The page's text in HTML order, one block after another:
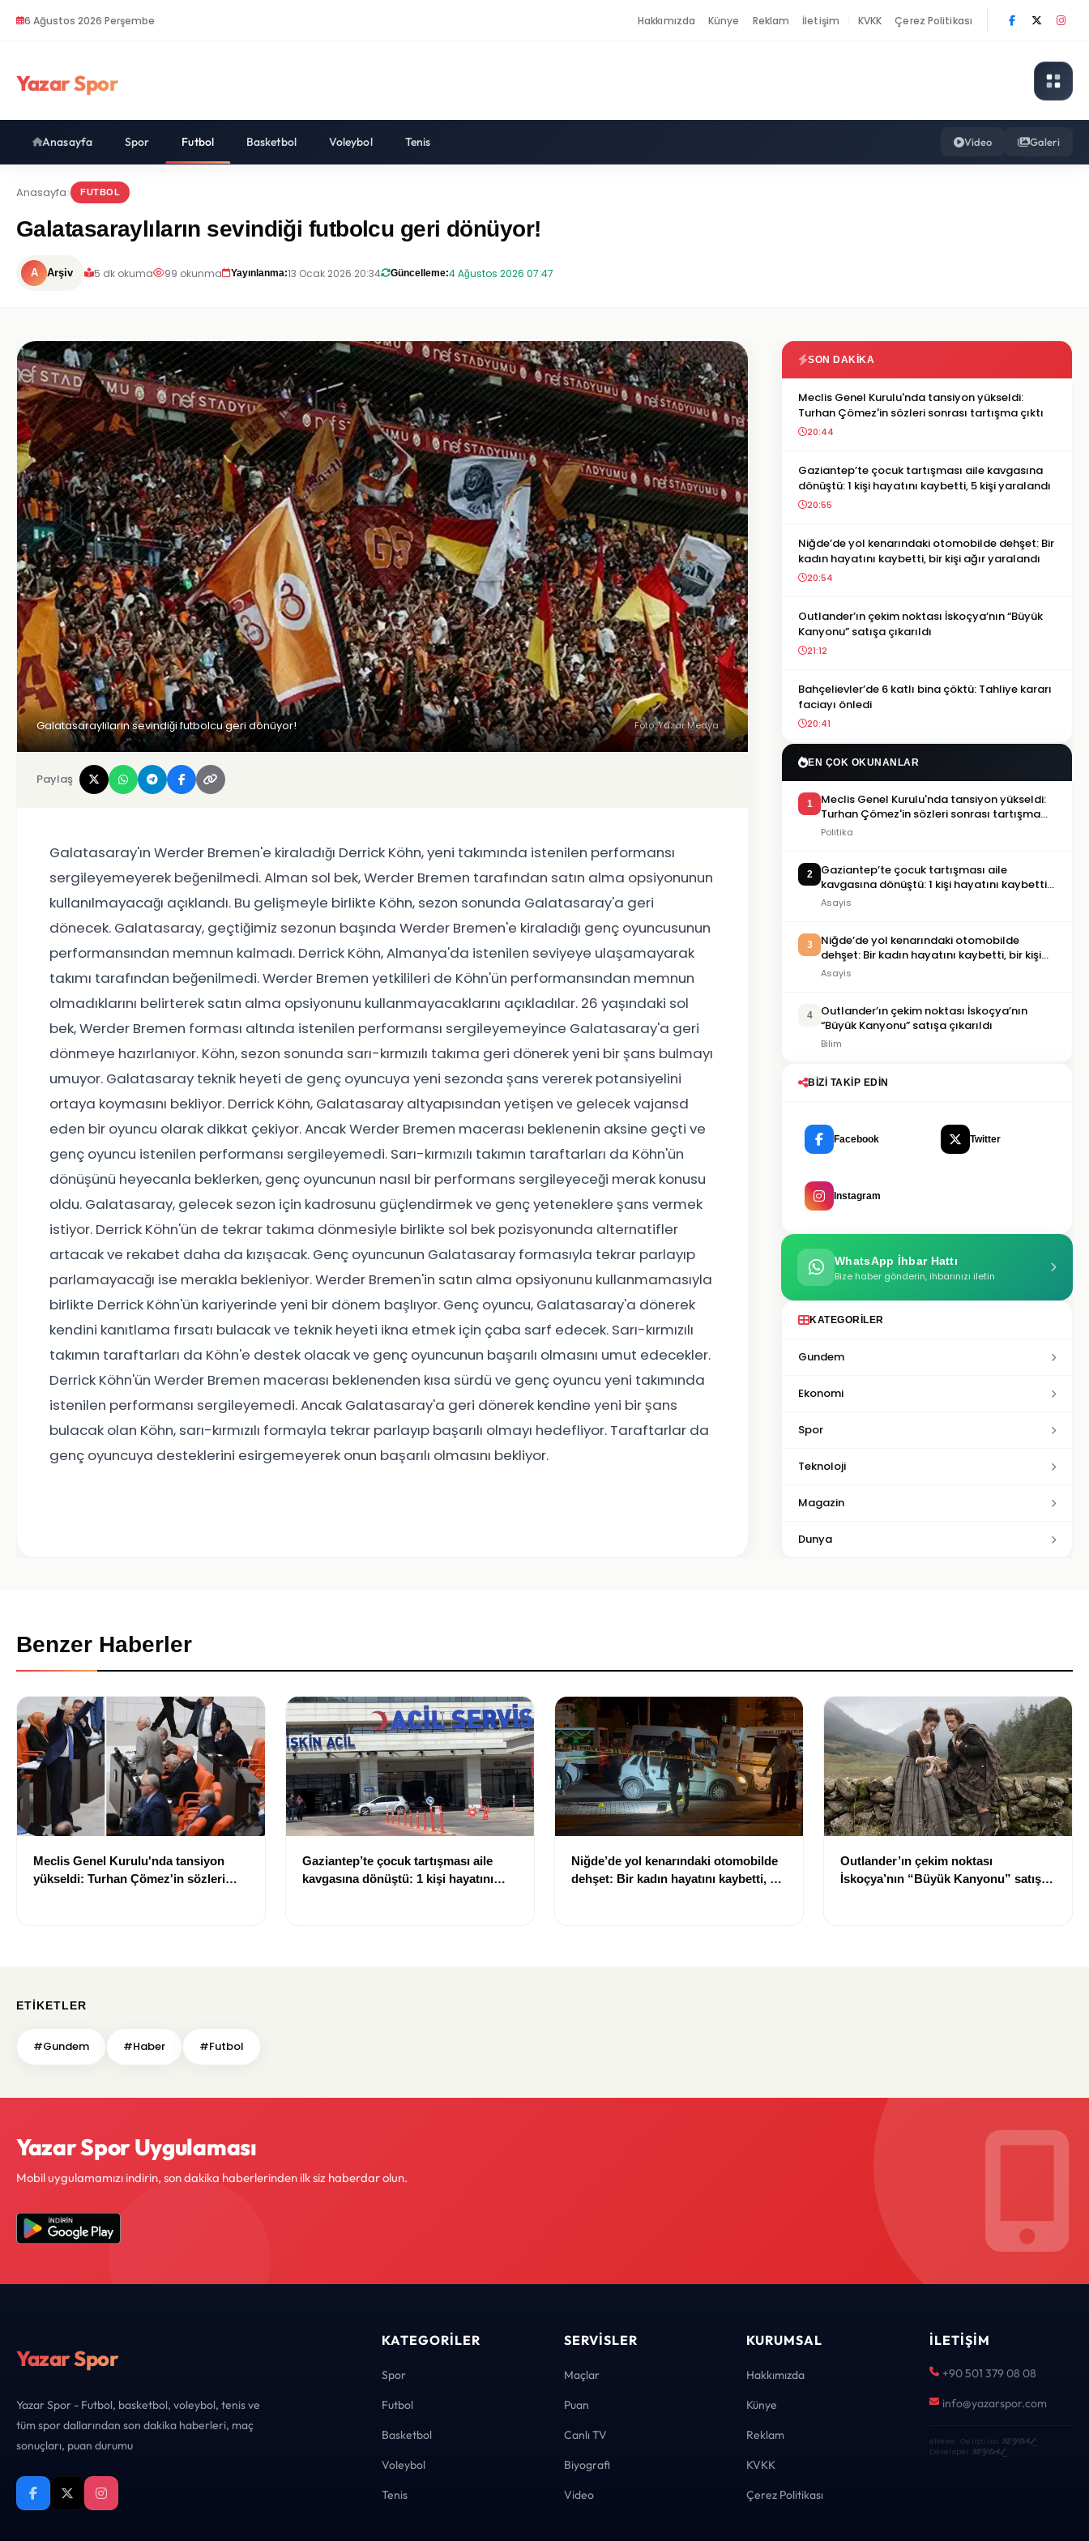
6 Ağustos 2026 Perşembe Hakkımızda Künye Reklam İletişim KVKK Çerez Politikası
Yazar Spor
Anasayfa Spor Futbol Basketbol Voleybol Tenis Video Galeri
Anasayfa FUTBOL
Galatasaraylıların sevindiği futbolcu geri dönüyor!
A Arşiv 5 dk okuma 99 okunma Yayınlanma:13 Ocak 2026 20:34 Güncelleme:4 Ağustos 2026 07:47
Galatasaraylıların sevindiği futbolcu geri dönüyor! Foto: Yazar Medya
Paylaş
Galatasaray'ın Werder Bremen'e kiraladığı Derrick Köhn, yeni takımında istenilen performansı
sergileyemeyerek beğenilmedi. Alman sol bek, Werder Bremen tarafından satın alma opsiyonunun
kullanılmayacağı açıklandı. Bu gelişmeyle birlikte Köhn, sezon sonunda Galatasaray'a geri
dönecek. Galatasaray, geçtiğimiz sezonun başında Werder Bremen'e kiraladığı genç oyuncusunun
performansından memnun kalmadı. Derrick Köhn, Almanya'da istenilen seviyeye ulaşamayarak
takımı tarafından beğenilmedi. Werder Bremen yetkilileri de Köhn'ün performansından memnun
olmadıklarını belirterek satın alma opsiyonunu kullanmayacaklarını açıkladılar. 26 yaşındaki sol
bek, Werder Bremen forması altında istenilen performansı sergileyemeyince Galatasaray'a geri
dönmeye hazırlanıyor. Köhn, sezon sonunda sarı-kırmızılı takıma geri dönerek yeni bir şans bulmayı
umuyor. Galatasaray teknik heyeti de genç oyuncuya yeni sezonda şans vererek potansiyelini
ortaya koymasını bekliyor. Derrick Köhn, Galatasaray altyapısından yetişen ve gelecek vajansd
eden bir oyuncu olarak dikkat çekiyor. Ancak Werder Bremen macerası beklenenin aksine geçti ve
genç oyuncu istenilen performansı sergileyemedi. Sarı-kırmızılı takımın taraftarları da Köhn'ün
dönüşünü heyecanla beklerken, genç oyuncunun nasıl bir performans sergileyeceği merak konusu
oldu. Galatasaray, gelecek sezon için kadrosunu güçlendirmek ve genç yeteneklere şans vermek
istiyor. Derrick Köhn'ün de tekrar takıma dönmesiyle birlikte sol bek pozisyonunda alternatifler
artacak ve rekabet daha da kızışacak. Genç oyuncunun Galatasaray formasıyla tekrar parlayıp
parlamayacağı ise merakla bekleniyor. Werder Bremen'in satın alma opsiyonunu kullanmamasıyla
birlikte Derrick Köhn'ün kariyerinde yeni bir dönem başlıyor. Genç oyuncu, Galatasaray'a dönerek
kendini kanıtlama fırsatı bulacak ve teknik heyeti ikna etmek için çaba sarf edecek. Sarı-kırmızılı
takımın taraftarları da Köhn'e destek olacak ve genç oyuncunun başarılı olmasını umut edecekler.
Derrick Köhn'ün Werder Bremen macerası beklenenden kısa sürdü ve genç oyuncu yeni takımında
istenilen performansı sergileyemedi. Ancak Galatasaray'a geri dönerek kendine yeni bir şans
bulacak olan Köhn, sarı-kırmızılı formayla tekrar parlayıp başarılı olmayı hedefliyor. Taraftarlar da
genç oyuncuya desteklerini esirgemeyerek onun başarılı olmasını bekliyor.
SON DAKIKA
Meclis Genel Kurulu'nda tansiyon yükseldi:
Turhan Çömez'in sözleri sonrası tartışma çıktı
20:44
Gaziantep’te çocuk tartışması aile kavgasına
dönüştü: 1 kişi hayatını kaybetti, 5 kişi yaralandı
20:55
Niğde’de yol kenarındaki otomobilde dehşet: Bir
kadın hayatını kaybetti, bir kişi ağır yaralandı
20:54
Outlander’ın çekim noktası İskoçya’nın “Büyük
Kanyonu” satışa çıkarıldı
21:12
Bahçelievler’de 6 katlı bina çöktü: Tahliye kararı
faciayı önledi
20:41
EN ÇOK OKUNANLAR
1
Meclis Genel Kurulu'nda tansiyon yükseldi:
Turhan Çömez'in sözleri sonrası tartışma
çıktı
Politika
2
Gaziantep’te çocuk tartışması aile
kavgasına dönüştü: 1 kişi hayatını kaybetti,
5 kişi yaralandı
Asayis
3
Niğde’de yol kenarındaki otomobilde
dehşet: Bir kadın hayatını kaybetti, bir kişi
ağır yaralandı
Asayis
4
Outlander’ın çekim noktası İskoçya’nın
“Büyük Kanyonu” satışa çıkarıldı
Bilim
BIZI TAKIP EDIN
Facebook Twitter
Instagram
WhatsApp İhbar Hattı
Bize haber gönderin, ihbarınızı iletin
KATEGORILER
Gundem
Ekonomi
Spor
Teknoloji
Magazin
Dunya
Benzer Haberler
Meclis Genel Kurulu'nda tansiyon
yükseldi: Turhan Çömez'in sözleri
Gaziantep’te çocuk tartışması aile
kavgasına dönüştü: 1 kişi hayatını
Niğde’de yol kenarındaki otomobilde
dehşet: Bir kadın hayatını kaybetti, bir
Outlander’ın çekim noktası
İskoçya’nın “Büyük Kanyonu” satışa
ETIKETLER
#Gundem #Haber #Futbol
Yazar Spor Uygulaması
Mobil uygulamamızı indirin, son dakika haberlerinden ilk siz haberdar olun.
Yazar Spor
Yazar Spor - Futbol, basketbol, voleybol, tenis ve
tüm spor dallarından son dakika haberleri, maç
sonuçları, puan durumu
KATEGORILER
Spor
Futbol
Basketbol
Voleybol
Tenis
SERVISLER
Maçlar
Puan
Canlı TV
Biyografi
Video
KURUMSAL
Hakkımızda
Künye
Reklam
KVKK
Çerez Politikası
İLETIŞIM
+90 501 379 08 08
info@yazarspor.com
eNews · Geliştirici KEYDAL·
Developer KEYDAL